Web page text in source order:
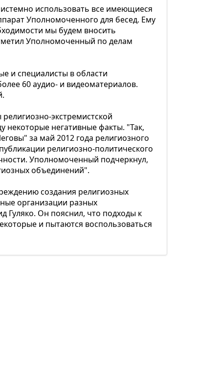
использовать все имеющиеся
Уполномоченного для бесед. Ему
мы будем вносить
Уполномоченный по делам
и специалисты в области
60 аудио- и видеоматериалов.
экстремистской
негативные факты. "Так,
за май 2012 года религиозного
религиозно-политического
Уполномоченный подчеркнул,
объединений".
создания религиозных
организации разных
Гуляко. Он пояснил, что подходы к
и пытаются воспользоваться